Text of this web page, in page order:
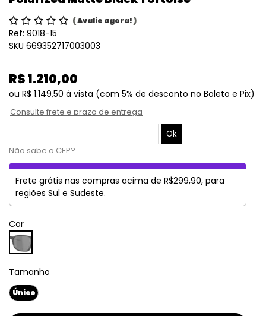
(Avalie agora!)
Ref: 9018-15
SKU 669352717003003
R$ 1.210,00
ou R$ 1.149,50 à vista (com 5% de desconto no Boleto e Pix)
Consulte frete e prazo de entrega
Não sabe o CEP?
Frete grátis nas compras acima de R$299,90, para
regiões Sul e Sudeste.
Cor
Tamanho
Único